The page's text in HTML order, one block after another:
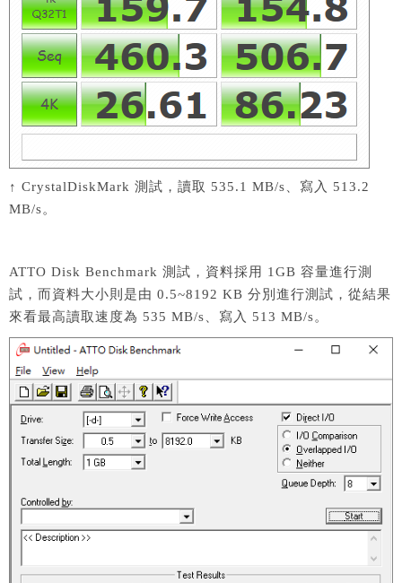
↑ CrystalDiskMark 測試，讀取 535.1 MB/s、寫入 513.2
MB/s。
ATTO Disk Benchmark 測試，資料採用 1GB 容量進行測
試，而資料大小則是由 0.5~8192 KB 分別進行測試，從結果
來看最高讀取速度為 535 MB/s、寫入 513 MB/s。